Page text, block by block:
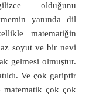
olduğunu
yanında dil
matematiğin
soyut ve bir nevi
gelmesi olmuştur.
Ve çok gariptir
matematik çok çok